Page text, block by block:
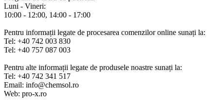
Luni - Vineri:
10:00 - 12:00, 14:00 - 17:00
Pentru informații legate de procesarea comenzilor online sunați la:
Tel: +40 742 003 830
Tel: +40 757 087 003
Pentru alte informații legate de produsele noastre sunați la:
Tel: +40 742 341 517
Email: info@chemsol.ro
Web: pro-x.ro